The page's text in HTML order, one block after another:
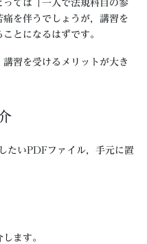
ては「一人で法規科目の参
を伴うでしょうが，講習を
とになるはずです。
習を受けるメリットが大き
たいPDFファイル，手元に置
ます。